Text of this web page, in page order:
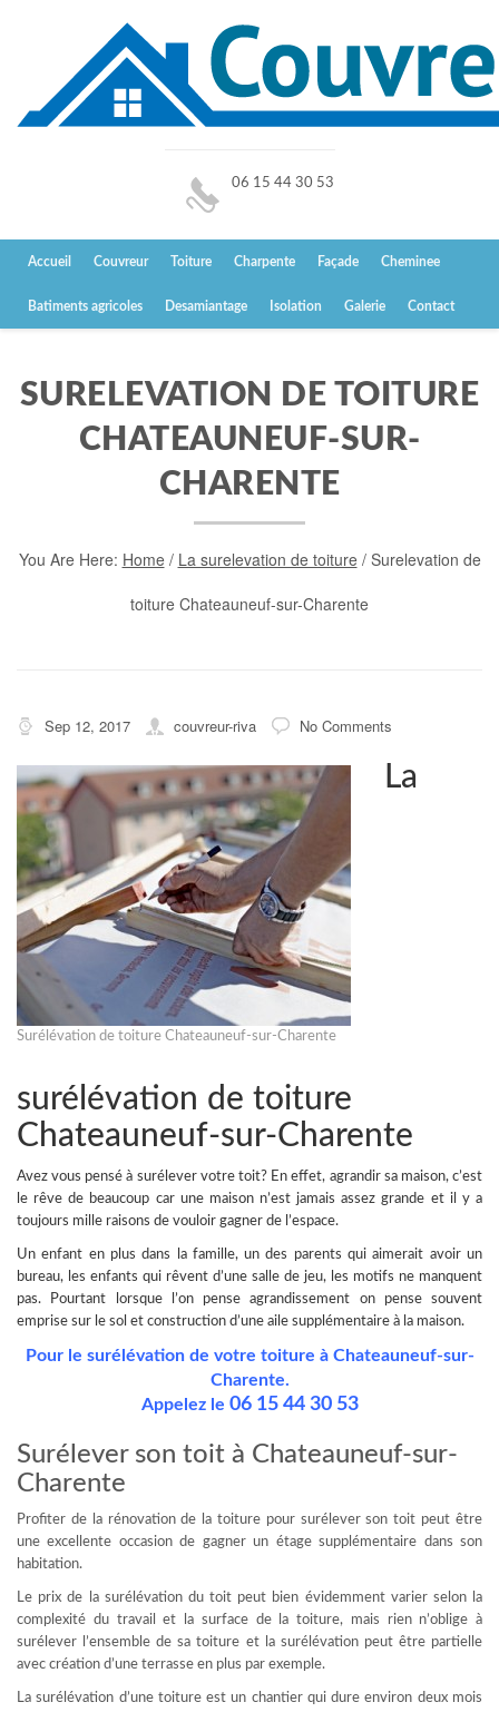
06 15 44 30 53
Accueil Couvreur Toiture Charpente Façade Cheminee
Batiments agricoles Desamiantage Isolation Galerie Contact
SURELEVATION DE TOITURE
CHATEAUNEUF-SUR-
CHARENTE
You Are Here: Home/ La surelevation de toiture/ Surelevation de
toiture Chateauneuf-sur-Charente
Sep 12, 2017 couvreur-riva No Comments
Surélévation de toiture Chateauneuf-sur-Charente
La
surélévation de toiture
Chateauneuf-sur-Charente
Avez vous pensé à surélever votre toit? En effet, agrandir sa maison, c’est
le rêve de beaucoup car une maison n’est jamais assez grande et il y a
toujours mille raisons de vouloir gagner de l’espace.
Un enfant en plus dans la famille, un des parents qui aimerait avoir un
bureau, les enfants qui rêvent d’une salle de jeu, les motifs ne manquent
pas.
Pourtant lorsque l’on pense agrandissement on pense souvent
emprise sur le sol et construction d’une aile supplémentaire à la maison.
Pour le surélévation de votre toiture à Chateauneuf-sur-
Charente.
Appelez le 06 15 44 30 53
Surélever son toit à Chateauneuf-sur-
Charente
Profiter de la rénovation de la toiture pour surélever son toit peut être
une excellente occasion de gagner un étage supplémentaire dans son
habitation.
Le prix de la surélévation du toit peut bien évidemment varier selon la
complexité du travail et la surface de la toiture, mais rien n’oblige à
surélever l’ensemble de sa toiture et la surélévation peut être partielle
avec création d’une terrasse en plus par exemple.
La surélévation d’une toiture est un chantier qui dure environ deux mois